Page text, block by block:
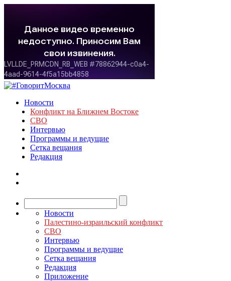
Новости
Конфликт на Ближнем Востоке
СВО
Интервью
Программы и ведущие
Сетка вещания
Редакция
Новости
Палестино-израильский конфликт
СВО
Интервью
Программы и ведущие
Сетка вещания
Редакция
Приложение